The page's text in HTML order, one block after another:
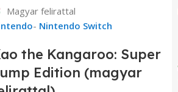
Magyar felirattal
- Nintendo Switch
the Kangaroo: Super
Edition (magyar